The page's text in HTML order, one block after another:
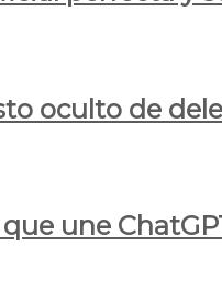
oculto de
une